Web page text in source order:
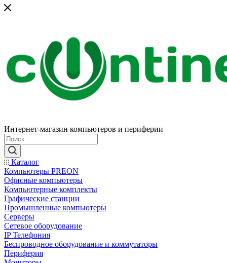
Интернет-магазин компьютеров и периферии
Каталог
Компьютеры PREON
Офисные компьютеры
Компьютерные комплекты
Графические станции
Промышленные компьютеры
Серверы
Сетевое оборудование
IP Телефония
Беспроводное оборудование и коммутаторы
Периферия